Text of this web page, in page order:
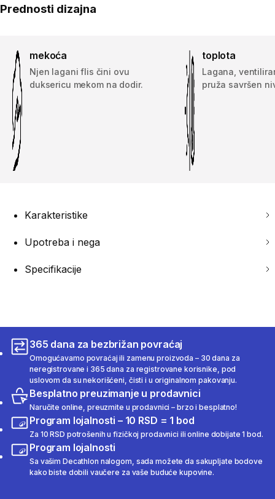
Prednosti dizajna
mekoća
Njen lagani flis čini ovu
duksericu mekom na dodir.
toplota
Lagana,
pruža savršen
Karakteristike
Upotreba i nega
Specifikacije
365 dana za bezbrižan povraćaj
Omogućavamo povraćaj ili zamenu proizvoda – 30 dana za
neregistrovane i 365 dana za registrovane korisnike, pod
uslovom da su nekorišćeni, čisti i u originalnom pakovanju.
Besplatno preuzimanje u prodavnici
Naručite online, preuzmite u prodavnici – brzo i besplatno!
Program lojalnosti – 10 RSD = 1 bod
Za 10 RSD potrošenih u fizičkoj prodavnici ili online dobijate 1 bod.
Program lojalnosti
Sa vašim Decathlon nalogom, sada možete da sakupljate bodove
kako biste dobili vaučere za vaše buduće kupovine.